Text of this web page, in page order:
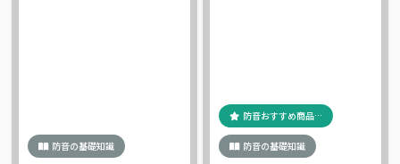
防音の基礎知識
防音おすすめ商品…
防音の基礎知識